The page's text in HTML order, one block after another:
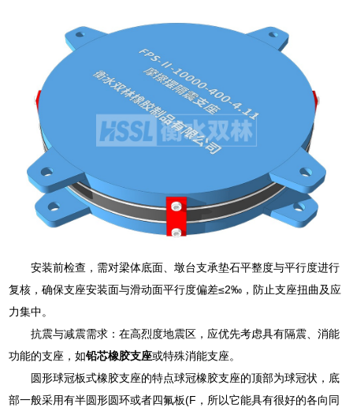
安装前检查，需对梁体底面、墩台支承垫石平整度与平行度进行
复核，确保支座安装面与滑动面平行度偏差≤2‰，防止支座扭曲及应
力集中。
抗震与减震需求：在高烈度地震区，应优先考虑具有隔震、消能
功能的支座，如铅芯橡胶支座或特殊消能支座。
圆形球冠板式橡胶支座的特点球冠橡胶支座的顶部为球冠状，底
部一般采用有半圆形圆环或者四氟板(F，所以它能具有很好的各向同